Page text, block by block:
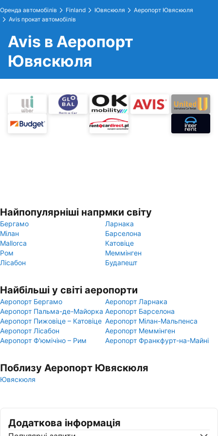
Оренда автомобілів Finland Ювяскюля
Аеропорт Ювяскюля
Avis прокат автомобілів
Avis в Аеропорт
Ювяскюля
Найпопулярніші напрмки світу
Бергамо
Ларнака
Мілан
Барселона
Mallorca
Катовіце
Ром
Меммінген
Лісабон
Будапешт
Найбільші у світі аеропорти
Аеропорт Бергамо
Аеропорт Ларнака
Аеропорт Пальма-де-Майорка Аеропорт Барселона
Аеропорт Пижовіце – Катовіце Аеропорт Мілан-Мальпенса
Аеропорт Лісабон
Аеропорт Меммінген
Аеропорт Ф'юмічіно – Рим
Аеропорт Франкфурт-на-Майні
Поблизу Аеропорт Ювяскюля
Ювяскюля
Додаткова інформація